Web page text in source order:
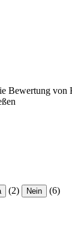
Bewertung von
(2) Nein (6)